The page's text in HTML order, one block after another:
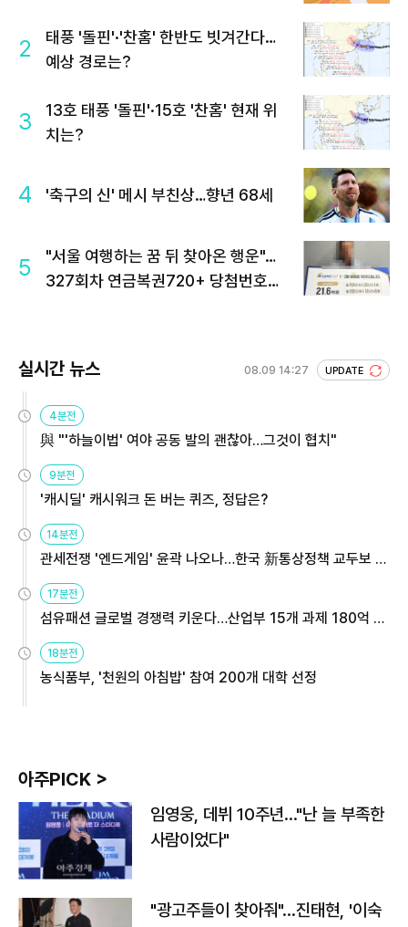
2
태풍 '돌핀'·'찬홈' 한반도 빗겨간다…
예상 경로는?
3
13호 태풍 '돌핀'·15호 '찬홈' 현재 위
치는?
4 '축구의 신' 메시 부친상…향년 68세
5
"서울 여행하는 꿈 뒤 찾아온 행운"…
327회차 연금복권720+ 당첨번호조
실시간 뉴스 08.09 14:27 UPDATE
4분전
與 "'하늘이법' 여야 공동 발의 괜찮아…그것이 협치"
9분전
'캐시딜' 캐시워크 돈 버는 퀴즈, 정답은?
14분전
관세전쟁 '엔드게임' 윤곽 나오나…한국 新통상정책 교두보 활
17분전
섬유패션 글로벌 경쟁력 키운다…산업부 15개 과제 180억 지
18분전
농식품부, '천원의 아침밥' 참여 200개 대학 선정
아주PICK >
임영웅, 데뷔 10주년…"난 늘 부족한
사람이었다"
"광고주들이 찾아줘"…진태현, '이숙